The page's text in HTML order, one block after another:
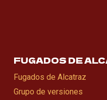
FUGADOS DE
Fugados de Alcatraz
Grupo de versiones